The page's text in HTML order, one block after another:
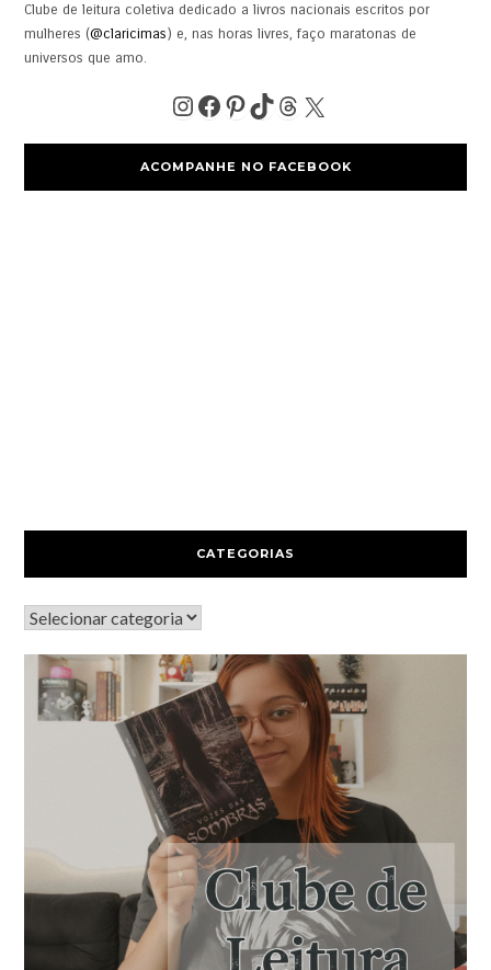
Clube de leitura coletiva dedicado a livros nacionais escritos por
mulheres (@claricimas) e, nas horas livres, faço maratonas de
universos que amo.
ACOMPANHE NO FACEBOOK
CATEGORIAS